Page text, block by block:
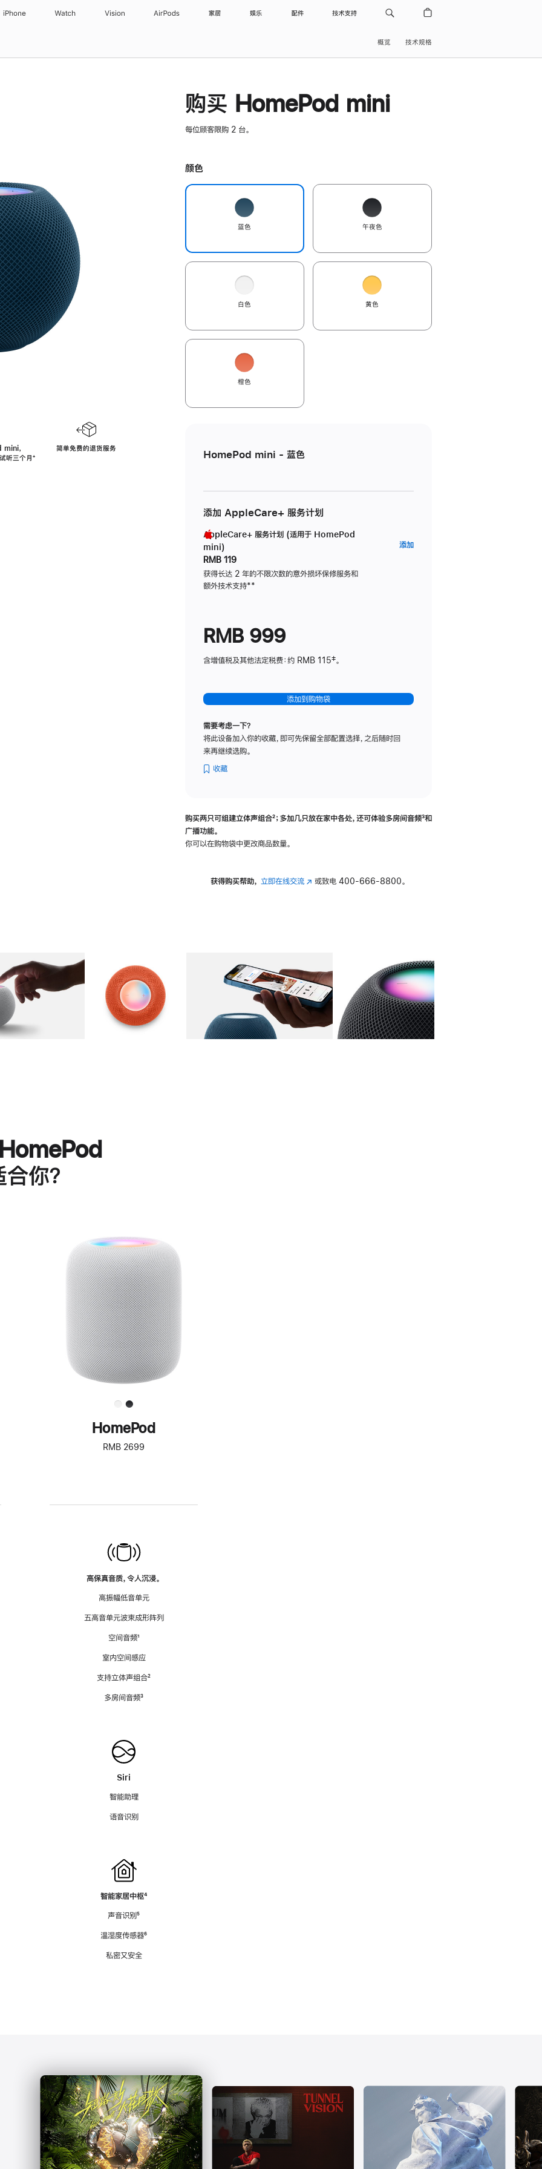
iPhone Watch Vision AirPods 家居 娱乐 配件 技术支持
概览 技术规格
，
听三个月脚
⁺
简单免费的退货服务
购买 HomePod mini
每位顾客限购 2 台。
颜色
蓝色 午夜色
白色 黄色
橙色
HomePod mini - 蓝色
添加 AppleCare+ 服务计划
AppleCare+ 服务计划 (适用于 HomePod
mini)
RMB 119
获得长达 2 年的不限次数的意外损坏保修服务和
额外技术支持脚
**
添加AppleCare+
RMB 999
含增值税及其他法定税费：约 RMB 115‡。
添加到购物袋
需要考虑一下？
将此设备加入你的收藏，即可先保留全部配置选择，之后随时回
来再继续选购。
收藏
购买两只可组建立体声组合脚
²；多加几只放在家中各处，还可体验多‍房‍间音频脚
³和
广播功能。
你可以在购物袋中更改商品数量。
获得购买帮助， 立即在线交流(在 或致电 400-666-8800。
图库 图像 图库 图像 图库 图像 4 图库 图像 5
你？
进
一
步
了
解
HomePod<
HomePod
RMB 2699
高保真音质，令人沉浸。
高振幅低音单元
五高音单元波束成形阵列
空间音频脚
¹
室内空间感应
支持立体声组合脚
²
多房间音频脚
³
Siri
智能助理
语音识别
智能家居中枢脚
⁴
声音识别脚
⁵
温湿度传感器脚
⁶
私密又安全